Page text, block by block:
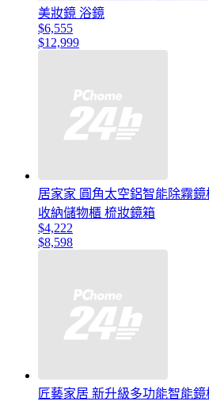
美妝鏡 浴鏡
$6,555
$12,999
居家家 圓角太空鋁智能除霧
收納儲物櫃 梳妝鏡箱
$4,222
$8,598
匠藝家居 新升級多功能智能